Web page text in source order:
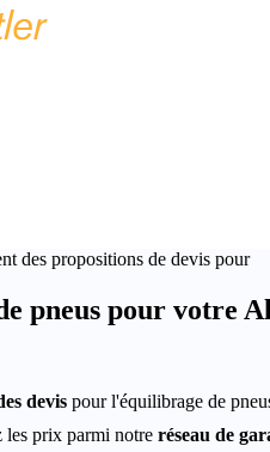
des propositions de devis pour
pneus pour votre
devis pour l'équilibrage de
les prix parmi notre réseau de